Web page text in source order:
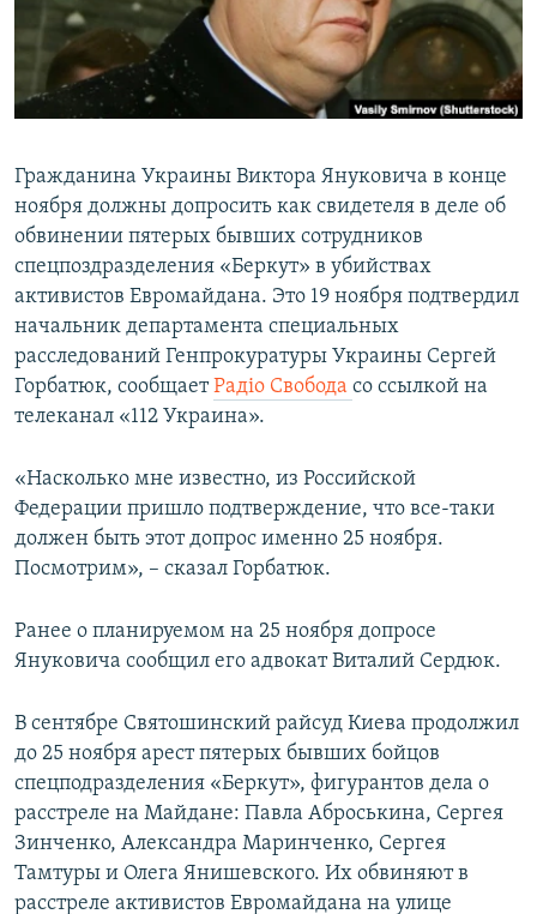
ПОБЕДИТЕЛЕЙ НЕ СУДЯТ?
КРЫМ.НЕПОКОРЕННЫЙ
ELIFBE
ПРИСОЕДИНЯЙТЕСЬ!
Все сайты RFE/RL
Гражданина Украины Виктора Януковича в конце
ноября должны допросить как свидетеля в деле об
обвинении пятерых бывших сотрудников
спецпоздразделения «Беркут» в убийствах
активистов Евромайдана. Это 19 ноября подтвердил
начальник департамента специальных
расследований Генпрокуратуры Украины Сергей
Горбатюк, сообщаетРадіо Свобода со ссылкой на
телеканал «112 Украина».
«Насколько мне известно, из Российской
Федерации пришло подтверждение, что все-таки
должен быть этот допрос именно 25 ноября.
Посмотрим», – сказал Горбатюк.
Ранее о планируемом на 25 ноября допросе
Януковича сообщил его адвокат Виталий Сердюк.
В сентябре Святошинский райсуд Киева продолжил
до 25 ноября арест пятерых бывших бойцов
спецподразделения «Беркут», фигурантов дела о
расстреле на Майдане: Павла Аброськина, Сергея
Зинченко, Александра Маринченко, Сергея
Тамтуры и Олега Янишевского. Их обвиняют в
расстреле активистов Евромайдана на улице